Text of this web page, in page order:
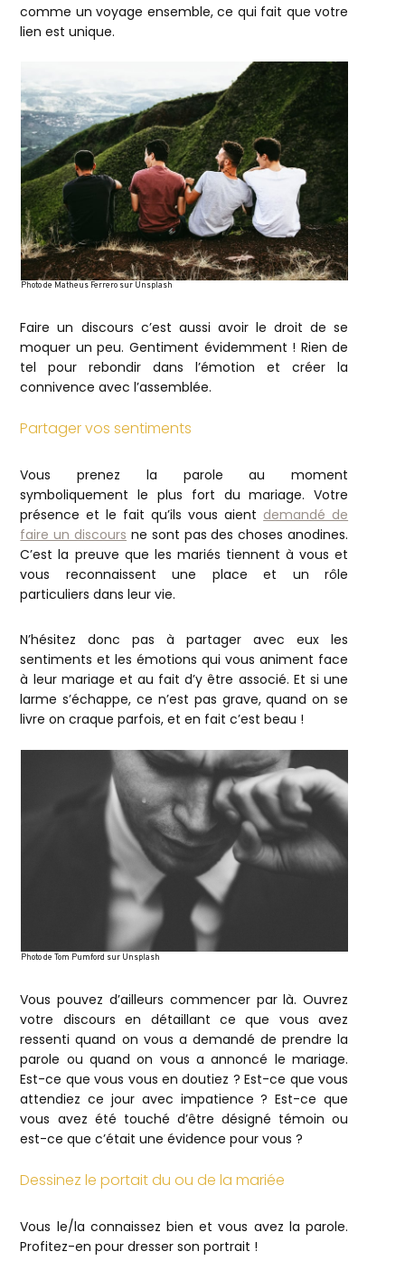
comme un voyage ensemble, ce qui fait que votre
lien est unique.
Photo de Matheus Ferrero sur Unsplash
Faire un discours c’est aussi avoir le droit de se
moquer un peu. Gentiment évidemment ! Rien de
tel pour rebondir dans l’émotion et créer la
connivence avec l’assemblée.
Partager vos sentiments
Vous prenez la parole au moment
symboliquement le plus fort du mariage. Votre
présence et le fait qu’ils vous aient demandé de
faire un discours ne sont pas des choses anodines.
C’est la preuve que les mariés tiennent à vous et
vous reconnaissent une place et un rôle
particuliers dans leur vie.
N’hésitez donc pas à partager avec eux les
sentiments et les émotions qui vous animent face
à leur mariage et au fait d’y être associé. Et si une
larme s’échappe, ce n’est pas grave, quand on se
livre on craque parfois, et en fait c’est beau !
Photo de Tom Pumford sur Unsplash
Vous pouvez d’ailleurs commencer par là. Ouvrez
votre discours en détaillant ce que vous avez
ressenti quand on vous a demandé de prendre la
parole ou quand on vous a annoncé le mariage.
Est-ce que vous vous en doutiez ? Est-ce que vous
attendiez ce jour avec impatience ? Est-ce que
vous avez été touché d’être désigné témoin ou
est-ce que c’était une évidence pour vous ?
Dessinez le portait du ou de la mariée
Vous le/la connaissez bien et vous avez la parole.
Profitez-en pour dresser son portrait !